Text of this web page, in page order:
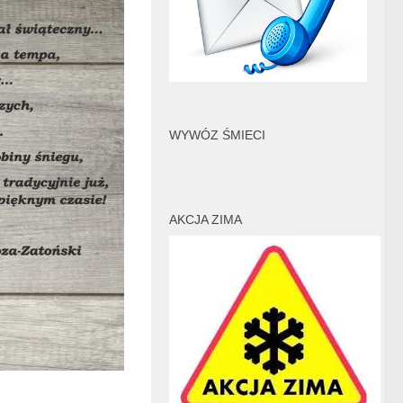
WYWÓZ ŚMIECI
AKCJA ZIMA